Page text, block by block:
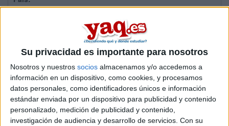
Su privacidad es importante para nosotros
Nosotros y nuestros socios almacenamos y/o accedemos a
información en un dispositivo, como cookies, y procesamos
datos personales, como identificadores únicos e información
estándar enviada por un dispositivo para publicidad y contenido
personalizado, medición de publicidad y contenido,
investigación de audiencia y desarrollo de servicios. Con su
Sobre ti
Soy:*